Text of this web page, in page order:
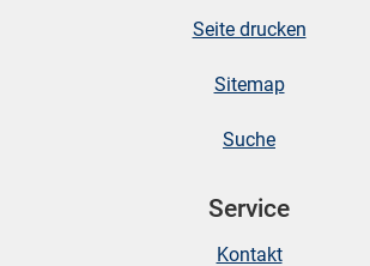
Seite drucken
Sitemap
Suche
Service
Kontakt